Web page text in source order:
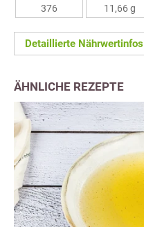
376
11,66 g
Detaillierte Nährwertinfos
ÄHNLICHE REZEPTE